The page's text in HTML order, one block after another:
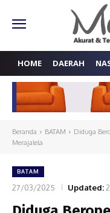
HOME DAERAH
Beranda BATAM
Diduga
Merajalela
BATAM
27/03/2025 Updated: